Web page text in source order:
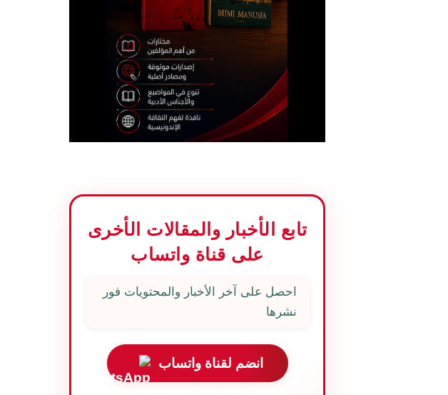
تابع الأخبار والمقالات الأخرى
على قناة واتساب
احصل على آخر الأخبار والمحتويات فور
نشرها
انضم لقناة واتساب